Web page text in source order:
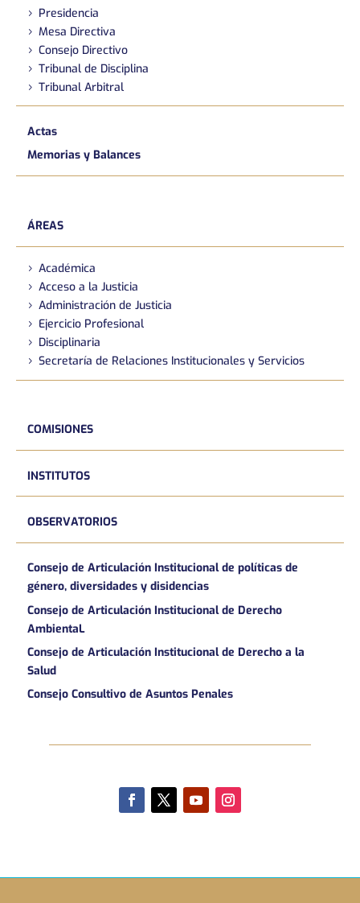
Presidencia
Mesa Directiva
Consejo Directivo
Tribunal de Disciplina
Tribunal Arbitral
Actas
Memorias y Balances
ÁREAS
Académica
Acceso a la Justicia
Administración de Justicia
Ejercicio Profesional
Disciplinaria
Secretaría de Relaciones Institucionales y Servicios
COMISIONES
INSTITUTOS
OBSERVATORIOS
Consejo de Articulación Institucional de políticas de
género, diversidades y disidencias
Consejo de Articulación Institucional de Derecho
AmbientaL
Consejo de Articulación Institucional de Derecho a la
Salud
Consejo Consultivo de Asuntos Penales